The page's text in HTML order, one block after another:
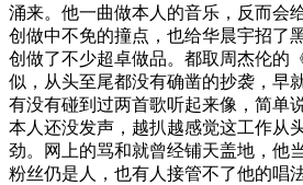
涌来。他一曲做本人的音乐，反而会
创做中不免的撞点，也给华晨宇招了
创做了不少超卓做品。都取周杰伦的
似，从头至尾都没有确凿的抄袭，早
有没有碰到过两首歌听起来像，简单
本人还没发声，越扒越感觉这工作从
劲。网上的骂和就曾经铺天盖地，他
粉丝仍是人，也有人接管不了他的唱